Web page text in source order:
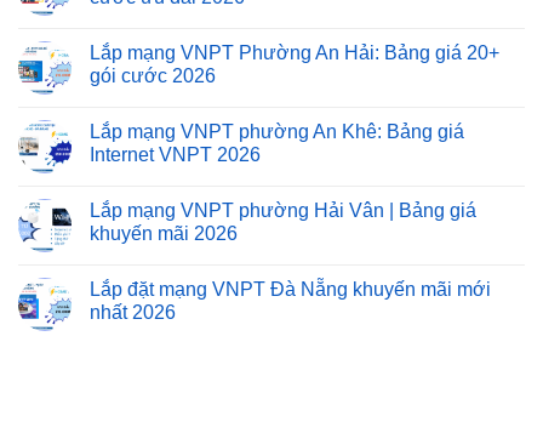
Lắp mạng VNPT Phường An Hải: Bảng giá 20+
gói cước 2026
Lắp mạng VNPT phường An Khê: Bảng giá
Internet VNPT 2026
Lắp mạng VNPT phường Hải Vân | Bảng giá
khuyến mãi 2026
Lắp đặt mạng VNPT Đà Nẵng khuyến mãi mới
nhất 2026